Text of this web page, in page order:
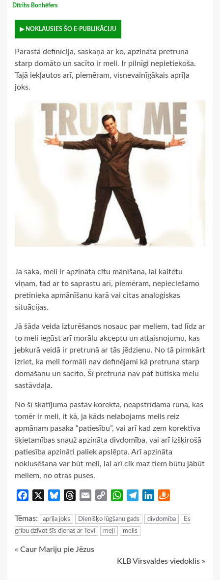
Dītrihs Bonhēfers
▶ NOKLAUSIES ŠO E-PUBLIKĀCIJU
Parastā definīcija, saskaņā ar ko, apzināta pretruna
starp domāto un sacīto ir meli. Ir pilnīgi nepietiekoša.
Tajā iekļautos arī, piemēram, visnevainīgākais aprīļa
joks.
Ja saka, meli ir apzināta citu mānīšana, lai kaitētu
viņam, tad ar to saprastu arī, piemēram, nepieciešamo
pretinieka apmānīšanu karā vai citas analoģiskas
situācijas.
Jā šāda veida izturēšanos nosauc par meliem, tad līdz ar
to meli iegūst arī morālu akceptu un attaisnojumu, kas
jebkurā veidā ir pretrunā ar tās jēdzienu. No tā pirmkārt
izriet, ka meli formāli nav definējami kā pretruna starp
domāšanu un sacīto. Šī pretruna nav pat būtiska melu
sastāvdaļa.
No šī skatījuma pastāv korekta, neapstrīdama runa, kas
tomēr ir meli, it kā, ja kāds nelabojams melis reiz
apmānam pasaka “patiesību”, vai arī kad zem korektīva
šķietamības snauž apzināta divdomība, vai arī izšķirošā
patiesība apzināti paliek apslēpta. Arī apzināta
noklusēšana var būt meli, lai arī cik maz tiem būtu jābūt
meliem, no otras puses.
Facebook BlueskyThreads
Email
Copy
WhatsApp
TelegramLinkedIn
Tēmas: aprīļa joks Dienišķo lūgšanu gads divdomība
Es
gribu dzīvot šīs dienas ar Tevi
meļi melis
Continue
« Caur Mariju pie Jēzus
KLB Virsvaldes viedoklis »